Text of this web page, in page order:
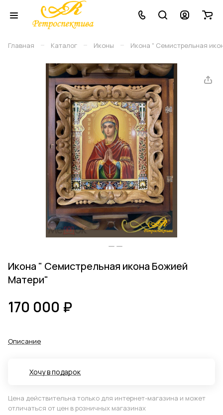
Главная – Каталог – Иконы – Икона " Семистрельная
Икона " Семистрельная икона Божией
Матери"
170 000 ₽
Описание
Хочу в подарок
Цена действительна только для интернет-магазина и может
отличаться от цен в розничных магазинах